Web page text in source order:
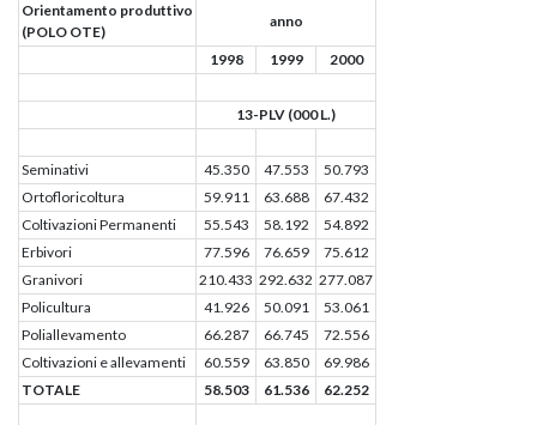
Orientamento produttivo
(POLO OTE)
anno
1998 1999 2000
13-PLV (000 L.)
Seminativi 45.350 47.553
50.793
Ortofloricoltura
59.911 63.688
67.432
Coltivazioni Permanenti
55.543 58.192
54.892
Erbivori
77.596 76.659
75.612
Granivori
210.433 292.632 277.087
Policultura
41.926 50.091
53.061
Poliallevamento
66.287 66.745
72.556
Coltivazioni e allevamenti
60.559 63.850
69.986
TOTALE
58.503 61.536 62.252